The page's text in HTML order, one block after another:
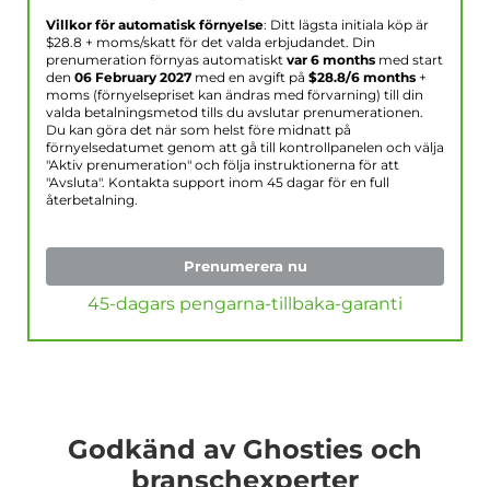
Villkor för automatisk förnyelse: Ditt lägsta initiala köp är
$28.8 + moms/skatt för det valda erbjudandet. Din
prenumeration förnyas automatiskt var 6 months med start
den 06 February 2027 med en avgift på $28.8/6 months +
moms (förnyelsepriset kan ändras med förvarning) till din
valda betalningsmetod tills du avslutar prenumerationen.
Du kan göra det när som helst före midnatt på
förnyelsedatumet genom att gå till kontrollpanelen och välja
"Aktiv prenumeration" och följa instruktionerna för att
"Avsluta". Kontakta support inom 45 dagar för en full
återbetalning.
Prenumerera nu
45-dagars pengarna-tillbaka-garanti
Godkänd av Ghosties och
branschexperter